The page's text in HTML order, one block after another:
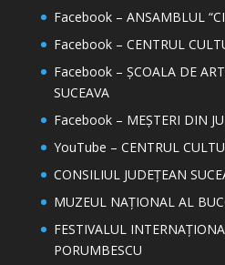
Facebook – ANSAMBLUL
Facebook – CENTRUL
Facebook – ȘCOALA DE
SUCEAVA
Facebook – MEȘTERI DIN
YouTube – CENTRUL
CONSILIUL JUDEȚEAN
MUZEUL NAȚIONAL AL
FESTIVALUL
PORUMBESCU